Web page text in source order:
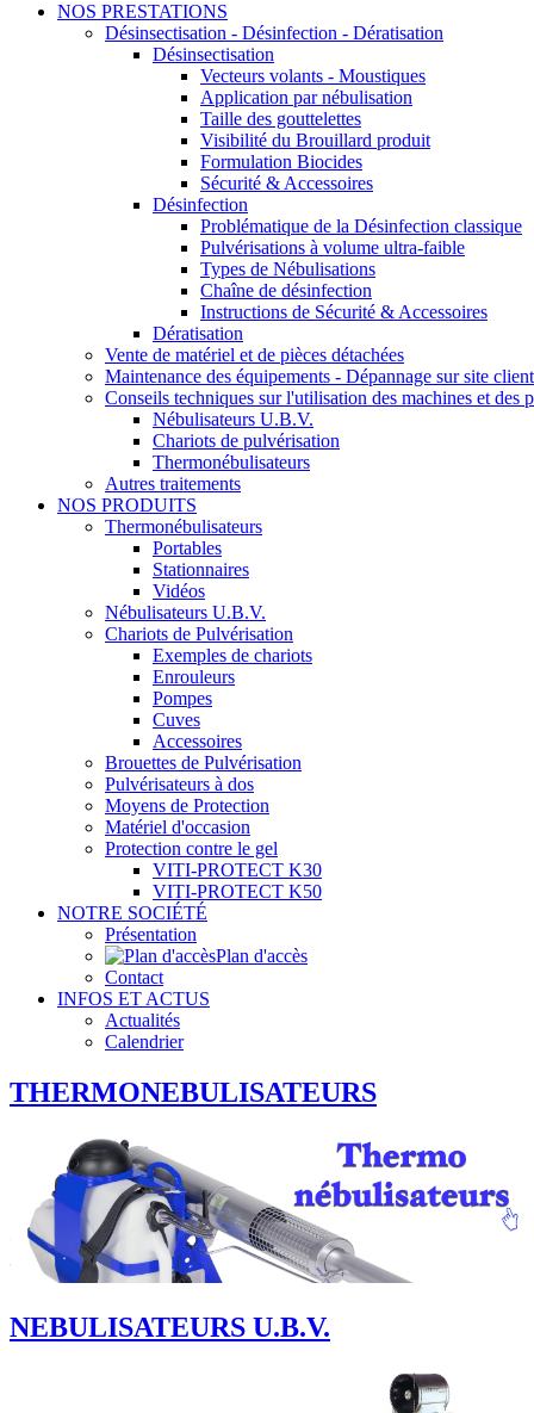
NOS PRESTATIONS
Désinsectisation - Désinfection - Dératisation
Désinsectisation
Vecteurs volants - Moustiques
Application par nébulisation
Taille des gouttelettes
Visibilité du Brouillard produit
Formulation Biocides
Sécurité & Accessoires
Désinfection
Problématique de la Désinfection classique
Pulvérisations à volume ultra-faible
Types de Nébulisations
Chaîne de désinfection
Instructions de Sécurité & Accessoires
Dératisation
Vente de matériel et de pièces détachées
Maintenance des équipements - Dépannage sur site client
Conseils techniques sur l'utilisation des machines et des
Nébulisateurs U.B.V.
Chariots de pulvérisation
Thermonébulisateurs
Autres traitements
NOS PRODUITS
Thermonébulisateurs
Portables
Stationnaires
Vidéos
Nébulisateurs U.B.V.
Chariots de Pulvérisation
Exemples de chariots
Enrouleurs
Pompes
Cuves
Accessoires
Brouettes de Pulvérisation
Pulvérisateurs à dos
Moyens de Protection
Matériel d'occasion
Protection contre le gel
VITI-PROTECT K30
VITI-PROTECT K50
NOTRE SOCIÉTÉ
Présentation
Plan d'accès
Contact
INFOS ET ACTUS
Actualités
Calendrier
THERMONEBULISATEURS
NEBULISATEURS U.B.V.